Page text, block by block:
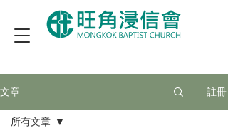
文章 註冊
所有文章